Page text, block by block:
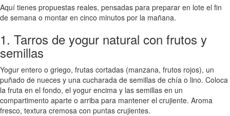
Aquí tienes propuestas reales, pensadas para preparar en lote el fin
de semana o montar en cinco minutos por la mañana.
1. Tarros de yogur natural con frutos y
semillas
Yogur entero o griego, frutas cortadas (manzana, frutos rojos), un
puñado de nueces y una cucharada de semillas de chía o lino. Coloca
la fruta en el fondo, el yogur encima y las semillas en un
compartimento aparte o arriba para mantener el crujiente. Aroma
fresco, textura cremosa con puntas crujientes.